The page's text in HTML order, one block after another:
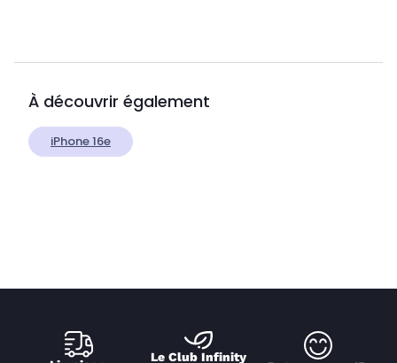
À découvrir également
iPhone 16e
Le Club Infinity